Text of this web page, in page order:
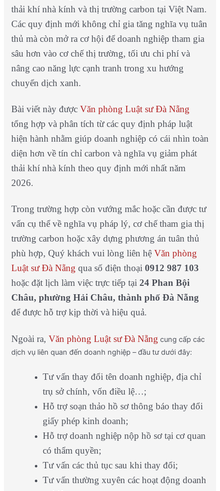
thải khí nhà kính và thị trường carbon tại Việt Nam.
Các quy định mới không chỉ gia tăng nghĩa vụ tuân
thủ mà còn mở ra cơ hội để doanh nghiệp tham gia
sâu hơn vào cơ chế thị trường, tối ưu chi phí và
nâng cao năng lực cạnh tranh trong xu hướng
chuyển dịch xanh.
Bài viết này được Văn phòng Luật sư Đà Nẵng
tổng hợp và phân tích từ các quy định pháp luật
hiện hành nhằm giúp doanh nghiệp có cái nhìn toàn
diện hơn về tín chỉ carbon và nghĩa vụ giảm phát
thải khí nhà kính theo quy định mới nhất năm
2026.
Trong trường hợp còn vướng mắc hoặc cần được tư
vấn cụ thể về nghĩa vụ pháp lý, cơ chế tham gia thị
trường carbon hoặc xây dựng phương án tuân thủ
phù hợp, Quý khách vui lòng liên hệ Văn phòng
Luật sư Đà Nẵng qua số điện thoại 0912 987 103
hoặc đặt lịch làm việc trực tiếp tại 24 Phan Bội
Châu, phường Hải Châu, thành phố Đà Nẵng
để được hỗ trợ kịp thời và hiệu quả.
Ngoài ra, Văn phòng Luật sư Đà Nẵng cung cấp các
dịch vụ liên quan đến doanh nghiệp – đầu tư dưới đây:
Tư vấn thay đổi tên doanh nghiệp, địa chỉ
trụ sở chính, vốn điều lệ…;
Hỗ trợ soạn thảo hồ sơ thông báo thay đổi
giấy phép kinh doanh;
Hỗ trợ doanh nghiệp nộp hồ sơ tại cơ quan
có thẩm quyền;
Tư vấn các thủ tục sau khi thay đổi;
Tư vấn thường xuyên các hoạt động doanh